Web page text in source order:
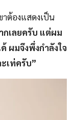
ต้องแสดงเป็น
เลยครับ แต่ผม
ผมจึงพึ่งกำลังใจ
เท่ครับ”